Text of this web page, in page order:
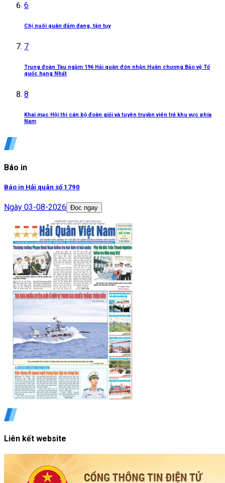
6
Chị nuôi quân đảm đang, tận tụy
7
Trung đoàn Tàu ngầm 196 Hải quân đón nhận Huân chương Bảo vệ Tổ
quốc hạng Nhất
8
Khai mạc Hội thi cán bộ đoàn giỏi và tuyên truyền viên trẻ khu vực phía
Nam
Báo in
Báo in Hải quân số 1790
Ngày 03-08-2026 Đọc ngay
Liên kết website